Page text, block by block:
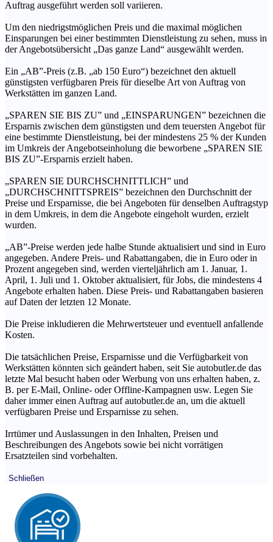
Auftrag ausgeführt werden soll variieren.
Um den niedrigstmöglichen Preis und die maximal möglichen
Einsparungen bei einer bestimmten Dienstleistung zu sehen, muss in
der Angebotsübersicht „Das ganze Land“ ausgewählt werden.
Ein „AB”-Preis (z.B. „ab 150 Euro“) bezeichnet den aktuell
günstigsten verfügbaren Preis für dieselbe Art von Auftrag von
Werkstätten im ganzen Land.
„SPAREN SIE BIS ZU” und „EINSPARUNGEN” bezeichnen die
Ersparnis zwischen dem günstigsten und dem teuersten Angebot für
eine bestimmte Dienstleistung, bei der mindestens 25 % der Kunden
im Umkreis der Angebotseinholung die beworbene „SPAREN SIE
BIS ZU”-Ersparnis erzielt haben.
„SPAREN SIE DURCHSCHNITTLICH” und
„DURCHSCHNITTSPREIS” bezeichnen den Durchschnitt der
Preise und Ersparnisse, die bei Angeboten für denselben Auftragstyp
in dem Umkreis, in dem die Angebote eingeholt wurden, erzielt
wurden.
„AB”-Preise werden jede halbe Stunde aktualisiert und sind in Euro
angegeben. Andere Preis- und Rabattangaben, die in Euro oder in
Prozent angegeben sind, werden vierteljährlich am 1. Januar, 1.
April, 1. Juli und 1. Oktober aktualisiert, für Jobs, die mindestens 4
Angebote erhalten haben. Diese Preis- und Rabattangaben basieren
auf Daten der letzten 12 Monate.
Die Preise inkludieren die Mehrwertsteuer und eventuell anfallende
Kosten.
Die tatsächlichen Preise, Ersparnisse und die Verfügbarkeit von
Werkstätten könnten sich geändert haben, seit Sie autobutler.de das
letzte Mal besucht haben oder Werbung von uns erhalten haben, z.
B. per E-Mail, Online- oder Offline-Kampagnen usw. Legen Sie
daher immer einen Auftrag auf autobutler.de an, um die aktuell
verfügbaren Preise und Ersparnisse zu sehen.
Irrtümer und Auslassungen in den Inhalten, Preisen und
Beschreibungen des Angebots sowie bei nicht vorrätigen
Ersatzteilen sind vorbehalten.
Schließen